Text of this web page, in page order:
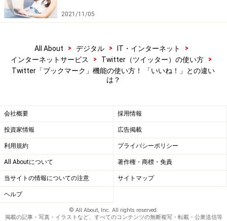
リンク先を読み終わったなど、ブックマークから削除し
［ブックマークを削除］をタップ
右上のアイコンをタップして［ブックマークをすべて削除］
をタップすると、全部削除できる
ちなみに「ブックマーク」とは、本にはさむ「しおり
（栞）」という意味です。Twitterのブックマークではい
くつでもツイートをブックマークできるので、付箋のよ
2021/11/05
All About > デジタル > IT・インターネット
>
インターネットサービス
> Twitter（ツイッター）の使い方
>
Twitter「ブックマーク」機能の使い方！ 「いいね！」との違い
は？
会社概要 採用情報
投資家情報 広告掲載
利用規約 プライバシーポリシー
All Aboutについて 著作権・商標・免責
当サイトの情報についての注意 サイトマップ
ヘルプ
© All About, Inc. All rights reserved.
掲載の記事・写真・イラストなど、すべてのコンテンツの無断複写・転載・公衆送信等